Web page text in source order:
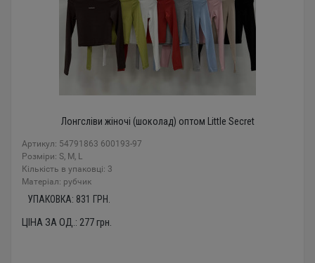
Лонгсліви жіночі (шоколад) оптом Little Secret
Артикул: 54791863 600193-97
Розміри: S, M, L
Кількість в упаковці: 3
Mатеріал: рубчик
УПАКОВКА: 831 ГРН.
ЦІНА ЗА ОД.: 277грн.